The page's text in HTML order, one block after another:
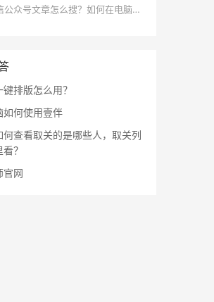
众号文章怎么搜？如何在电脑上搜索公众号文章？
排版怎么用？
如何使用壹伴
何查看取关的是哪些人，取关列
？
官网